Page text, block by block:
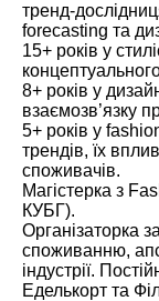
тренд-
forecasting та
15+ років у
8+ років у
взаємозв’язку
5+ років у
трендів, їх
споживачів.
Магістерка з
КУБГ).
Організаторка
споживанню,
індустрії.
Еделькорт та